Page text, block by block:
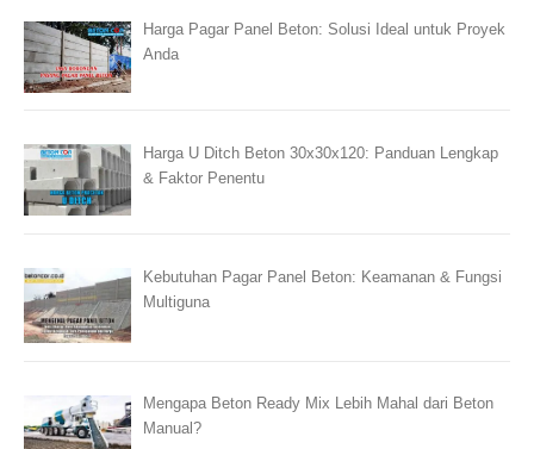
Harga Pagar Panel Beton: Solusi Ideal untuk Proyek
Anda
Harga U Ditch Beton 30x30x120: Panduan Lengkap
& Faktor Penentu
Kebutuhan Pagar Panel Beton: Keamanan & Fungsi
Multiguna
Mengapa Beton Ready Mix Lebih Mahal dari Beton
Manual?